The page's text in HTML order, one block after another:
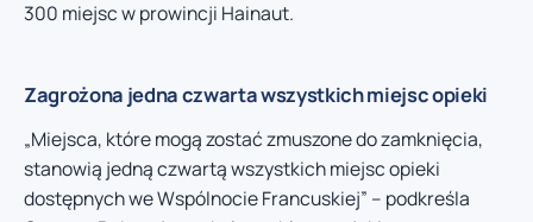
300 miejsc w prowincji Hainaut.
Zagrożona jedna czwarta wszystkich miejsc opieki
„Miejsca, które mogą zostać zmuszone do zamknięcia,
stanowią jedną czwartą wszystkich miejsc opieki
dostępnych we Wspólnocie Francuskiej” – podkreśla